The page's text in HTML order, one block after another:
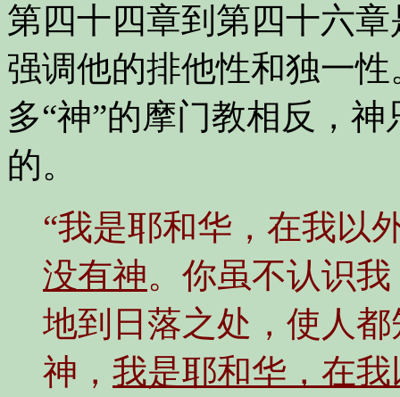
第四十四章到第四十六
强调他的排他性和独一
多“神”的摩门教相反，
的。
“我是耶和华，在我以
没有神。你虽不认识
地到日落之处，使人
神， 我是耶和华，在